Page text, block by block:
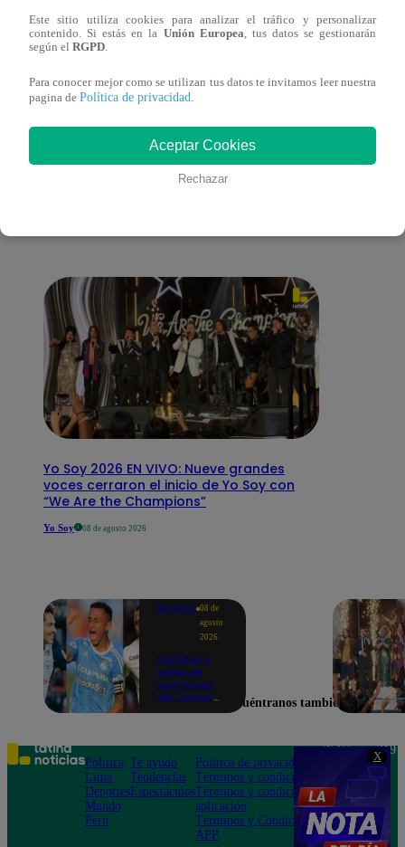
X
ganadora de Yo Soy: Nueva Generación!
También te puede
Yo Soy 2026 EN VIVO: Nueve grandes
voces cerraron el inicio de Yo Soy con
“We Are the Champions”
Yo Soy 08 de agosto 2026
Deportes 08 de
agosto
2026
Partidos y
tabla de
posiciones
del Torneo
en la fecha 4
Este sitio utiliza cookies para analizar el tráfico y personalizar
contenido. Si estás en la Unión Europea, tus datos se gestionarán
según el RGPD.
Para conocer mejor como se utilizan tus datos te invitamos leer nuestra
pagina de Política de privacidad.
Aceptar Cookies
Rechazar
Encuéntranos también en
Política
Lima
Deportes
Mundo
Perú
Te ayudo
Tendencias
Espectáculos
Política de privacidad
Términos y condiciones
Términos y condiciones
aplicación
Términos y Condiciones
APP
Teléfono: 219
Av. San
Felipe 968
Jesús María